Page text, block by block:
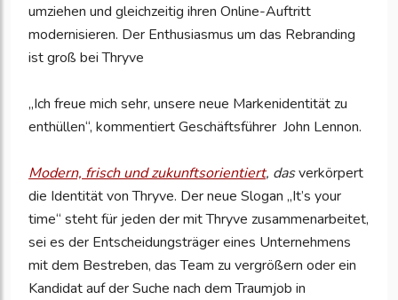
umziehen und gleichzeitig ihren Online-Auftritt
modernisieren. Der Enthusiasmus um das Rebranding
ist groß bei Thryve
„Ich freue mich sehr, unsere neue Markenidentität zu
enthüllen“, kommentiert Geschäftsführer John Lennon.
Modern, frisch und zukunftsorientiert, dasverkörpert
die Identität von Thryve. Der neue Slogan „It’s your
time“ steht für jeden der mit Thryve zusammenarbeitet,
sei es der Entscheidungsträger eines Unternehmens
mit dem Bestreben, das Team zu vergrößern oder ein
Kandidat auf der Suche nach dem Traumjob in